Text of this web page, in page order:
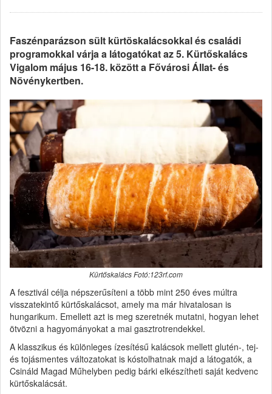
Faszénparázson sült kürtöskalácsokkal és családi
programokkal várja a látogatókat az 5. Kürtőskalács
Vigalom május 16-18. között a Fővárosi Állat- és
Növénykertben.
Kürtőskalács Fotó:123rf.com
A fesztivál célja népszerűsíteni a több mint 250 éves múltra
visszatekintő kürtőskalácsot, amely ma már hivatalosan is
hungarikum. Emellett azt is meg szeretnék mutatni, hogyan lehet
ötvözni a hagyományokat a mai gasztrotrendekkel.
A klasszikus és különleges ízesítésű kalácsok mellett glutén-, tej-
és tojásmentes változatokat is kóstolhatnak majd a látogatók, a
Csináld Magad Műhelyben pedig bárki elkészítheti saját kedvenc
kürtőskalácsát.